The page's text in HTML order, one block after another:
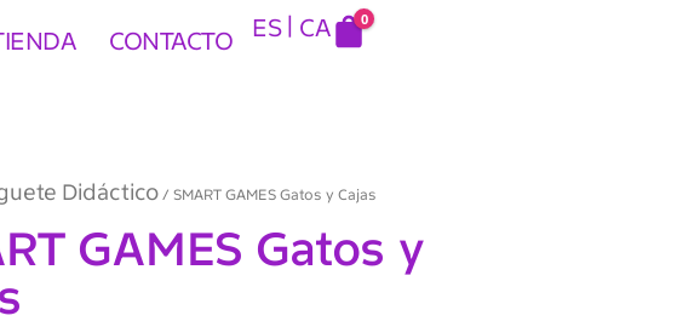
CONTACTO ES CA 0
Didáctico/ SMART GAMES Gatos y Cajas
GAMES Gatos y